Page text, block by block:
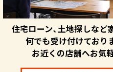
住宅ローン、土地探しな
何でも受け付けており
お近くの店舗へお気